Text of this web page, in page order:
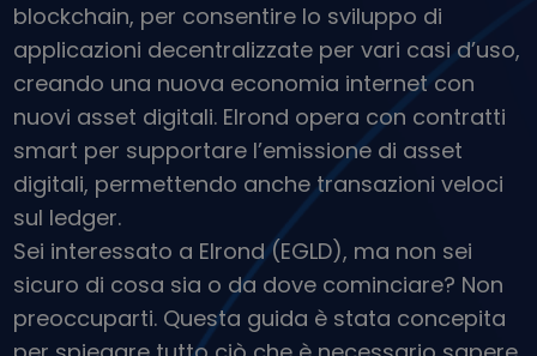
Avvisi di prezzo
Aggiornamenti dei prezzi in tempo reale dei tuoi token preferiti
Scopri asset
Scopri opportunità di investimento
Analisi dei dati del portafoglio
Informazioni utili per performance ottimali
blockchain, per consentire lo sviluppo di
applicazioni decentralizzate per vari casi d’uso,
creando una nuova economia internet con
nuovi asset digitali. Elrond opera con contratti
smart per supportare l’emissione di asset
digitali, permettendo anche transazioni veloci
sul ledger.
Sei interessato a Elrond (EGLD), ma non sei
sicuro di cosa sia o da dove cominciare? Non
preoccuparti. Questa guida è stata concepita